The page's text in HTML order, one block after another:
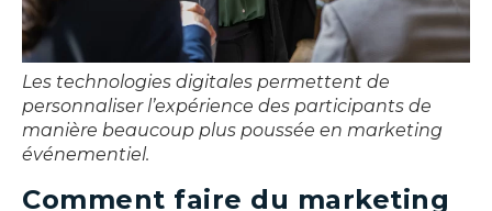
Les technologies digitales permettent de
personnaliser l’expérience des participants de
manière beaucoup plus poussée en marketing
événementiel.
Comment faire du marketing